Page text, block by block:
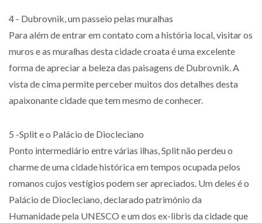
4 - Dubrovnik, um passeio pelas muralhas
Para além de entrar em contato com a história local, visitar os
muros e as muralhas desta cidade croata é uma excelente
forma de apreciar a beleza das paisagens de Dubrovnik. A
vista de cima permite perceber muitos dos detalhes desta
apaixonante cidade que tem mesmo de conhecer.
5 -Split e o Palácio de Diocleciano
Ponto intermediário entre várias ilhas, Split não perdeu o
charme de uma cidade histórica em tempos ocupada pelos
romanos cujos vestígios podem ser apreciados. Um deles é o
Palácio de Diocleciano, declarado património da
Humanidade pela UNESCO e um dos ex-libris da cidade que